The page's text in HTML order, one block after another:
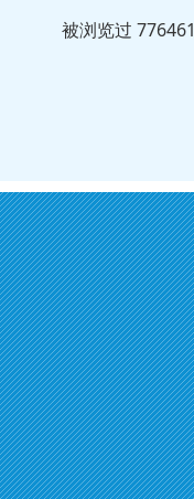
被浏览过